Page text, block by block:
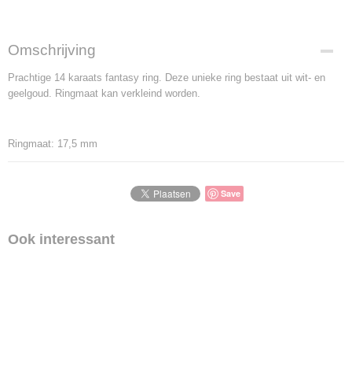
Omschrijving
Prachtige 14 karaats fantasy ring. Deze unieke ring bestaat uit wit- en
geelgoud. Ringmaat kan verkleind worden.
Ringmaat: 17,5 mm
Save
Ook interessant